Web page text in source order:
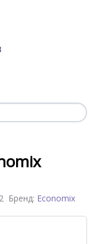
Бренд: Economix